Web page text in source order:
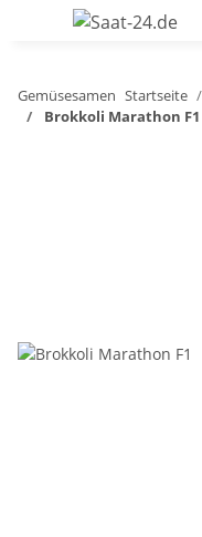
Gemüsesamen Startseite
Brokkoli Marathon F1